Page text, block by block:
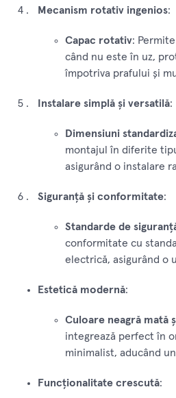
Mecanism rotativ ingenios:
Capac rotativ:
când nu este în uz,
împotriva prafului și
Instalare simplă și versatilă:
Dimensiuni
montajul în diferite
asigurând o instalare
Siguranță și conformitate:
Standarde de
conformitate cu
electrică, asigurând o
Estetică modernă:
Culoare neagră mată
integrează perfect în
minimalist, aducând
Funcționalitate crescută: